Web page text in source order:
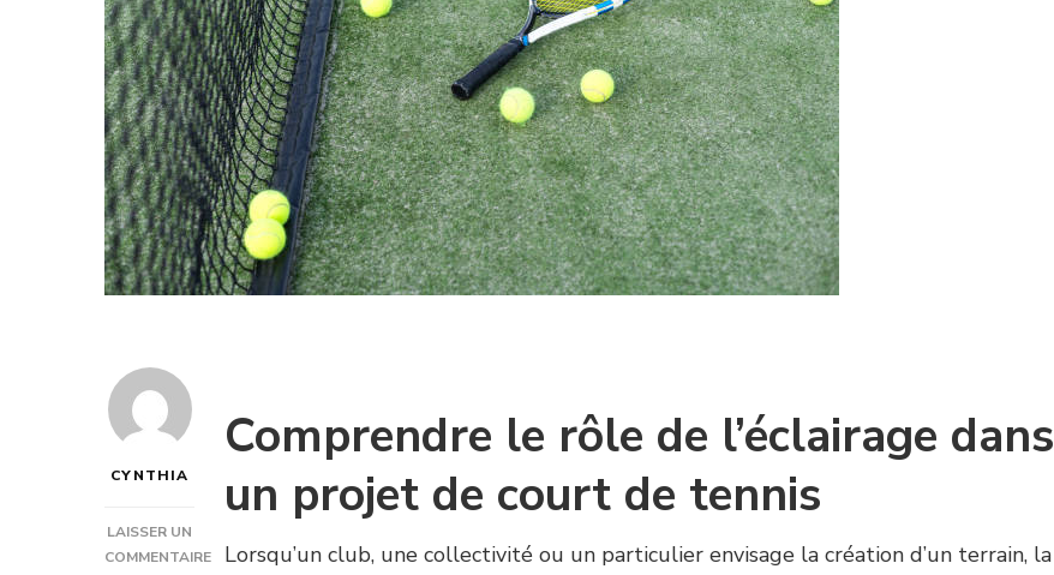
CYNTHIA
LAISSER UN
COMMENTAIRE
Comprendre le rôle de l’éclairage dans
un projet de court de tennis
Lorsqu’un club, une collectivité ou un particulier envisage la création d’un terrain, la